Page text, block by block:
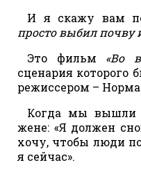
И я скажу вам
просто выбил почву
Это фильм «Во
сценария
режиссером –
Когда мы вышли
жене: «Я должен
хочу, чтобы люди
я сейчас».